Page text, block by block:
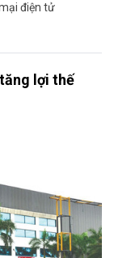
điện tử
lợi thế